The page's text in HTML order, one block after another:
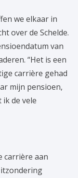
we elkaar in
over de Schelde.
van
“Het is een
carrière gehad
mijn pensioen,
de vele
carrière aan